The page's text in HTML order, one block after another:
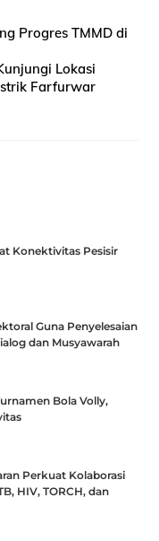
Progres TMMD di
Lokasi
Farfurwar
Konektivitas Pesisir
Guna Penyelesaian
dan Musyawarah
Bola Volly,
Perkuat Kolaborasi
HIV, TORCH, dan